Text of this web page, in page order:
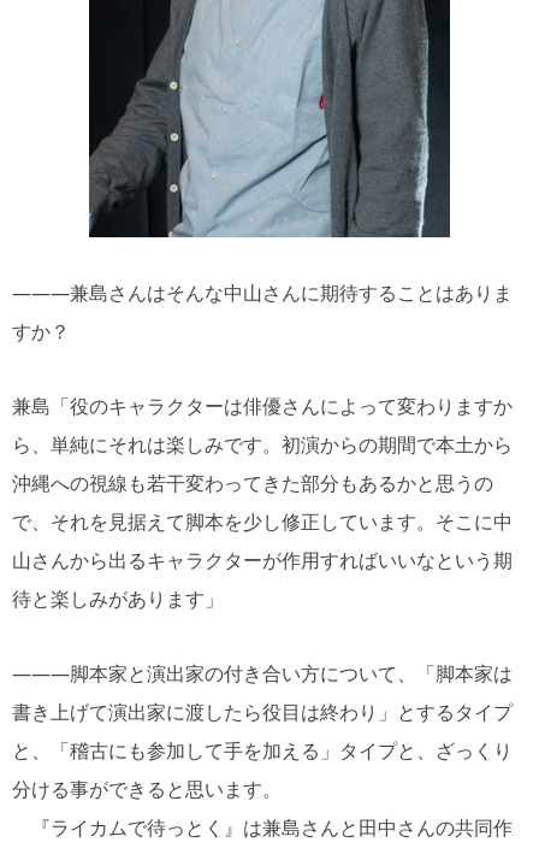
―――兼島さんはそんな中山さんに期待することはありま
すか？
兼島「役のキャラクターは俳優さんによって変わりますか
ら、単純にそれは楽しみです。初演からの期間で本土から
沖縄への視線も若干変わってきた部分もあるかと思うの
で、それを見据えて脚本を少し修正しています。そこに中
山さんから出るキャラクターが作用すればいいなという期
待と楽しみがあります」
―――脚本家と演出家の付き合い方について、「脚本家は
書き上げて演出家に渡したら役目は終わり」とするタイプ
と、「稽古にも参加して手を加える」タイプと、ざっくり
分ける事ができると思います。
『ライカムで待っとく』は兼島さんと田中さんの共同作